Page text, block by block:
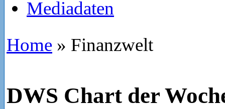
Mediadaten
Home » Finanzwelt
DWS Chart der